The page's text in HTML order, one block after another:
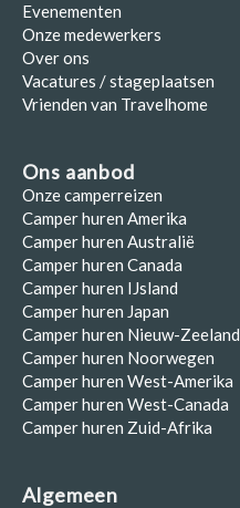
Evenementen
Onze medewerkers
Over ons
Vacatures / stageplaatsen
Vrienden van Travelhome
Ons aanbod
Onze camperreizen
Camper huren Amerika
Camper huren Australië
Camper huren Canada
Camper huren IJsland
Camper huren Japan
Camper huren Nieuw-Zeeland
Camper huren Noorwegen
Camper huren West-Amerika
Camper huren West-Canada
Camper huren Zuid-Afrika
Algemeen